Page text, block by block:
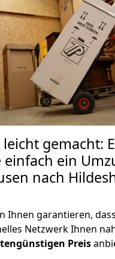
leicht gemacht:
einfach ein
nach
Ihnen garantieren,
Netzwerk Ihnen
Preis